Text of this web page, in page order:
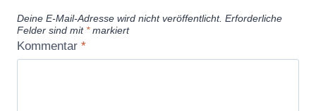
Deine E-Mail-Adresse wird nicht veröffentlicht. Erforderliche
Felder sind mit *markiert
Kommentar *